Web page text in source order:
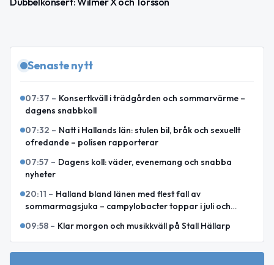
Senaste nytt
07:37 – Konsertkväll i trädgården och sommarvärme –
dagens snabbkoll
07:32 – Natt i Hallands län: stulen bil, bråk och sexuellt
ofredande – polisen rapporterar
07:57 – Dagens koll: väder, evenemang och snabba
nyheter
20:11 – Halland bland länen med flest fall av
sommarmagsjuka – campylobacter toppar i juli och
09:58 – Klar morgon och musikkväll på Stall Hällarp